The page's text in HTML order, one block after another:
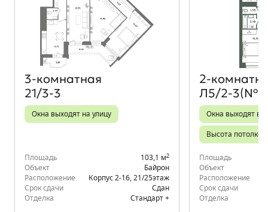
Объект месяца
3‑комнатная
21/3-3
Окна выходят на улицу
Площадь 103,1 м2
Объект
Байрон
Расположение
Корпус 2-16 21/25этаж
Срок сдачи
Сдан
Отделка
Стандарт +
Л5/2-
Окна выходят во
Высота
Площадь
Объект
Расположение
Срок сдачи
Отделка